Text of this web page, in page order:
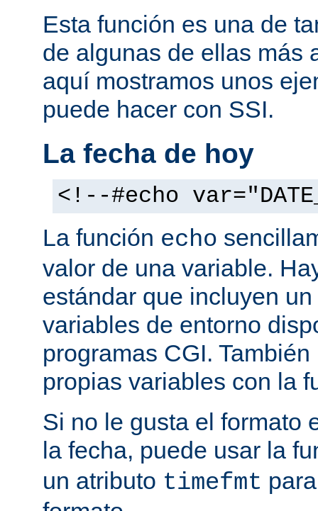
Esta función es una de
de algunas de ellas más
aquí mostramos unos
puede hacer con SSI.
La fecha de hoy
<!--#echo
La función echo
valor de una variable.
estándar que incluyen
variables de entorno
programas CGI.
propias variables con la
Si no le gusta el formato
la fecha, puede usar la
un atributo timefmt